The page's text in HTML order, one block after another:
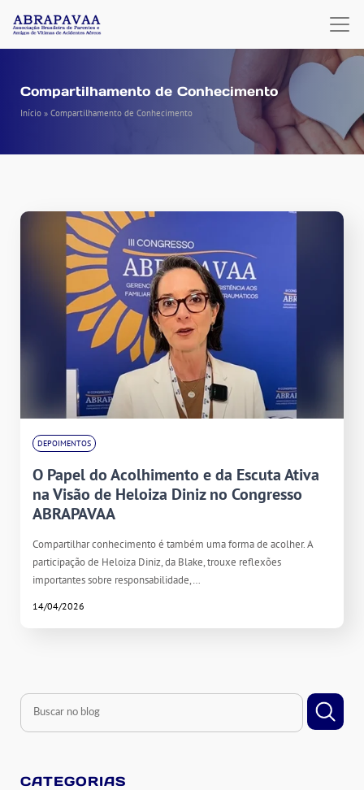
Compartilhamento de Conhecimento
Início » Compartilhamento de Conhecimento
DEPOIMENTOS
O Papel do Acolhimento e da Escuta Ativa
na Visão de Heloiza Diniz no Congresso
ABRAPAVAA
Compartilhar conhecimento é também uma forma de acolher. A
participação de Heloiza Diniz, da Blake, trouxe reflexões
importantes sobre responsabilidade,…
14/04/2026
CATEGORIAS